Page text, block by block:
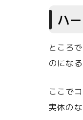
ハ
ところ
のになる
ここで
実体の